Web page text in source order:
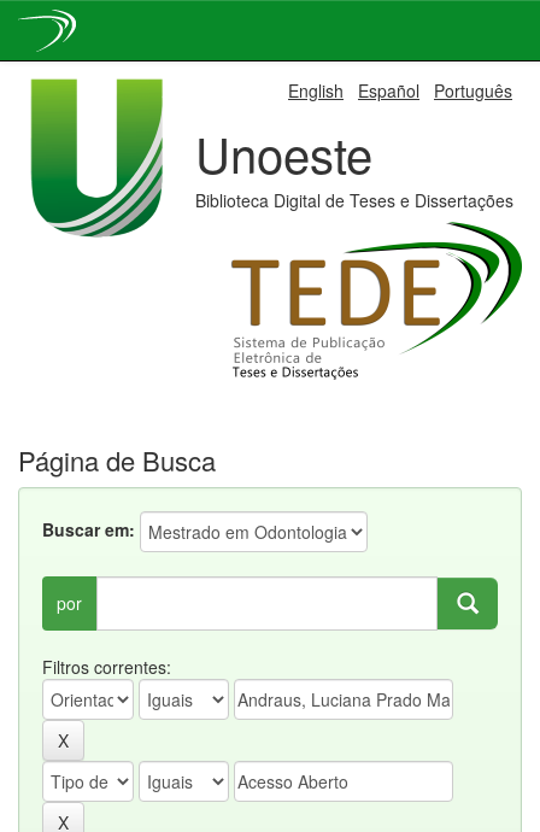
English Español Português
Unoeste
Biblioteca Digital de Teses e Dissertações
Página de Busca
Buscar em:
por
Filtros correntes: